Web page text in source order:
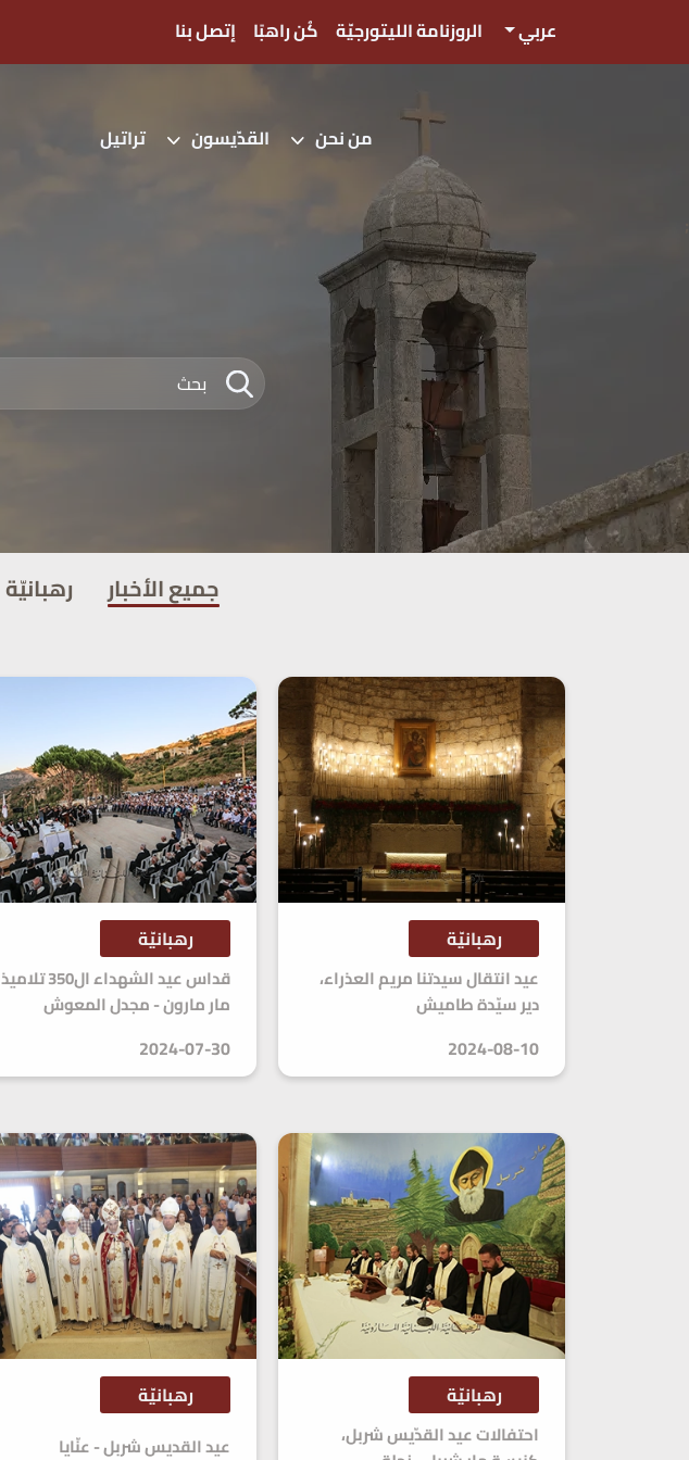
عربي الروزنامة الليتورجيّة كُن راهبًا إتصل بنا
من نحن القدّيسون تراتيل
جميع الأخبار رهبانيّة
رهبانيّة
عيد انتقال سيدتنا مريم العذراء،
دير سيّدة طاميش
2024-08-10
رهبانيّة
قداس عيد الشهداء ال350 تلاميذ
مار مارون - مجدل المعوش
2024-07-30
رهبانيّة
احتفالات عيد القدّيس شربل،
رهبانيّة
عيد القديس شربل - عنّايا